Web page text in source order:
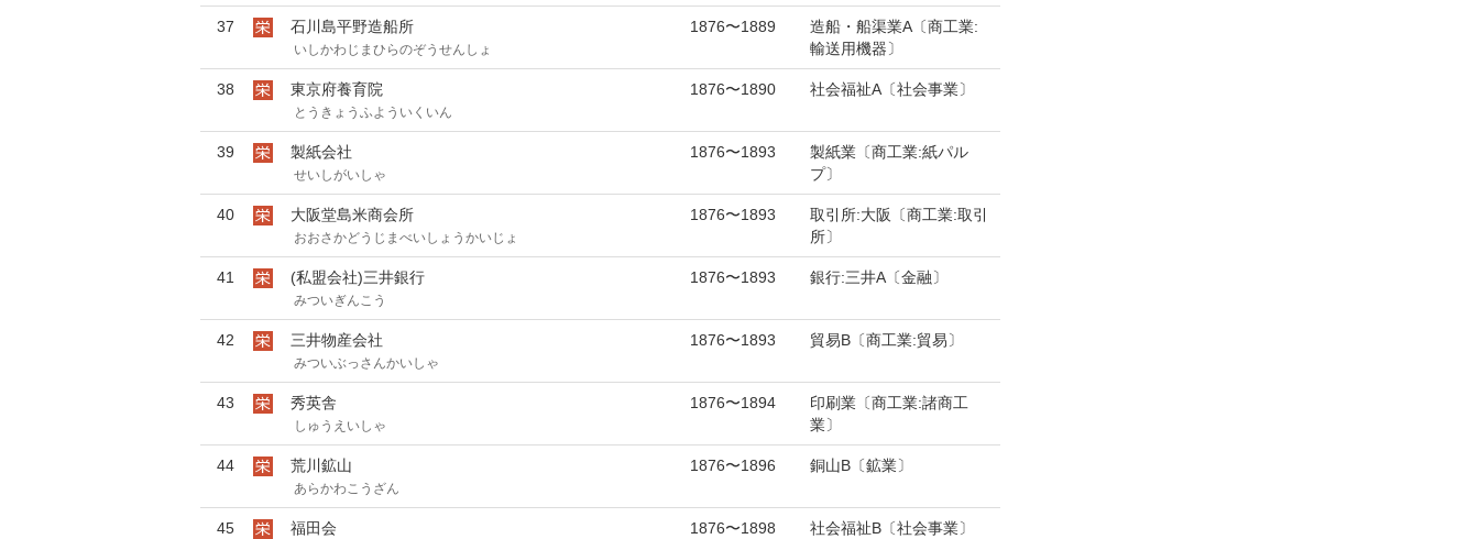
37 石川島平野造船所
いしかわじまひらのぞうせんしょ
1876〜1889
造船・船渠業A〔商工業:
輸送用機器〕
38 東京府養育院
とうきょうふよういくいん
1876〜1890 社会福祉A〔社会事業〕
39 製紙会社
せいしがいしゃ
1876〜1893
製紙業〔商工業:紙パル
プ〕
40 大阪堂島米商会所
おおさかどうじまべいしょうかいじょ
1876〜1893
取引所:大阪〔商工業:取引
所〕
41 (私盟会社)三井銀行
みついぎんこう
1876〜1893 銀行:三井A〔金融〕
42 三井物産会社
みついぶっさんかいしゃ
1876〜1893 貿易B〔商工業:貿易〕
43 秀英舎
しゅうえいしゃ
1876〜1894
印刷業〔商工業:諸商工
業〕
44 荒川鉱山
あらかわこうざん
1876〜1896 銅山B〔鉱業〕
45 福田会 1876〜1898 社会福祉B〔社会事業〕